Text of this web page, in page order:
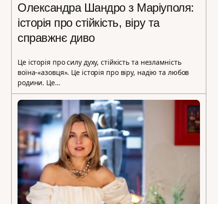
Олександра Шандро з Маріуполя:
історія про стійкість, віру та
справжнє диво
Це історія про силу духу, стійкість та незламність
воїна-«азовця». Це історія про віру, надію та любов
родини. Це…